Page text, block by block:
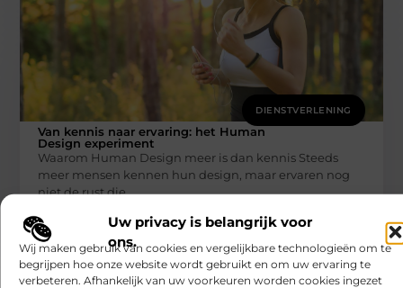
Uw privacy is belangrijk voor
ons.
Wij maken gebruik van cookies en vergelijkbare technologieën om te
begrijpen hoe onze website wordt gebruikt en om uw ervaring te
verbeteren. Afhankelijk van uw voorkeuren worden cookies ingezet
DIENSTVERLENING
Van kennis naar ervaring: het Human
Design experiment
Waarom Human Design meer is dan kennis Steeds
meer mensen kennen hun design, maar ervaren nog
niet de rust die